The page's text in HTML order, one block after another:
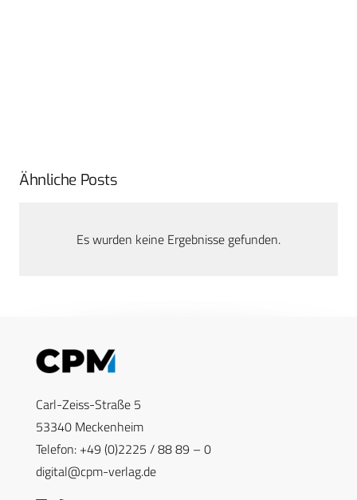
Ähnliche Posts
Es wurden keine Ergebnisse gefunden.
Carl-Zeiss-Straße 5
53340 Meckenheim
Telefon: +49 (0)2225 / 88 89 – 0
digital@cpm-verlag.de